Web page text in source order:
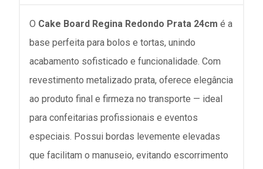
O Cake Board Regina Redondo Prata 24cm é a
base perfeita para bolos e tortas, unindo
acabamento sofisticado e funcionalidade. Com
revestimento metalizado prata, oferece elegância
ao produto final e firmeza no transporte — ideal
para confeitarias profissionais e eventos
especiais. Possui bordas levemente elevadas
que facilitam o manuseio, evitando escorrimento